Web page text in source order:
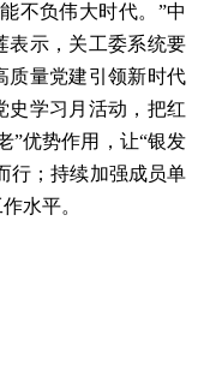
不负伟大时代。”中
表示，关工委系统要
质量党建引领新时代
史学习月活动，把红
”优势作用，让“银发
行；持续加强成员单
水平。